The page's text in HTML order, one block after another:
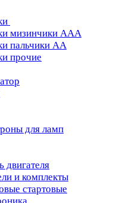
мизинчики ААА
пальчики АА
прочие
для ламп
двигателя
и комплекты
стартовые